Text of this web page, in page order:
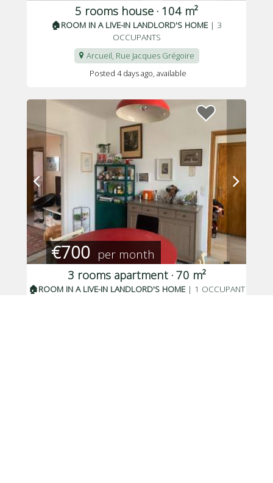
5 rooms house · 104 m²
🏠ROOM IN A LIVE-IN LANDLORD'S HOME | 3
OCCUPANTS
Arcueil, Rue Jacques Grégoire
Posted 4 days ago , available
€700 per month
3 rooms apartment · 70 m²
🏠ROOM IN A LIVE-IN LANDLORD'S HOME| 1 OCCUPANT